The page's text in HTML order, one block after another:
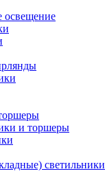
освещение
и торшеры
светильники